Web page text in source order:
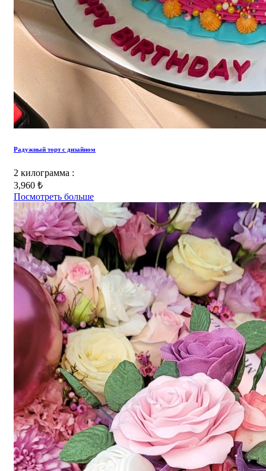
Радужный торт с дизайном
2 килограмма :
3,960 ₺
Посмотреть больше